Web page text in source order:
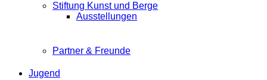
Stiftung Kunst und Berge
Ausstellungen
Partner & Freunde
Jugend